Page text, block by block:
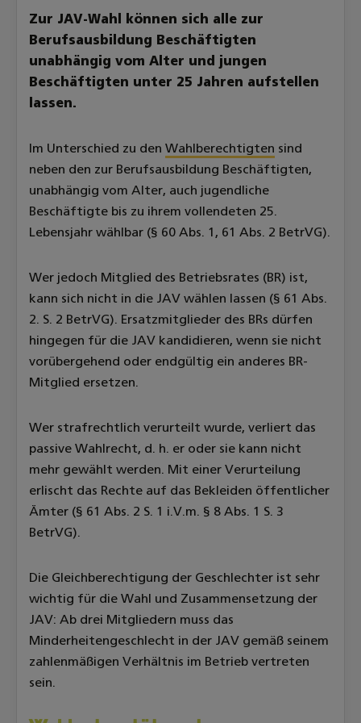
Zur JAV-Wahl können sich alle zur
Berufsausbildung Beschäftigten
unabhängig vom Alter und jungen
Beschäftigten unter 25 Jahren aufstellen
lassen.
Im Unterschied zu den Wahlberechtigten sind
neben den zur Berufsausbildung Beschäftigten,
unabhängig vom Alter, auch jugendliche
Beschäftigte bis zu ihrem vollendeten 25.
Lebensjahr wählbar (§ 60 Abs. 1, 61 Abs. 2 BetrVG).
Wer jedoch Mitglied des Betriebsrates (BR) ist,
kann sich nicht in die JAV wählen lassen (§ 61 Abs.
2. S. 2 BetrVG). Ersatzmitglieder des BRs dürfen
hingegen für die JAV kandidieren, wenn sie nicht
vorübergehend oder endgültig ein anderes BR-
Mitglied ersetzen.
Wer strafrechtlich verurteilt wurde, verliert das
passive Wahlrecht, d. h. er oder sie kann nicht
mehr gewählt werden. Mit einer Verurteilung
erlischt das Rechte auf das Bekleiden öffentlicher
Ämter (§ 61 Abs. 2 S. 1 i.V.m. § 8 Abs. 1 S. 3
BetrVG).
Die Gleichberechtigung der Geschlechter ist sehr
wichtig für die Wahl und Zusammensetzung der
JAV: Ab drei Mitgliedern muss das
Minderheitengeschlecht in der JAV gemäß seinem
zahlenmäßigen Verhältnis im Betrieb vertreten
sein.